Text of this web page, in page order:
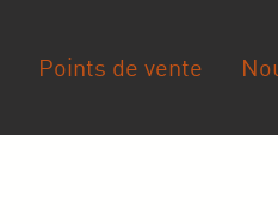
Points de vente